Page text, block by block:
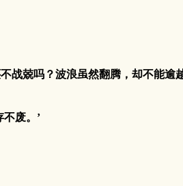
兢吗？波浪虽然翻腾，却不能逾
废。’